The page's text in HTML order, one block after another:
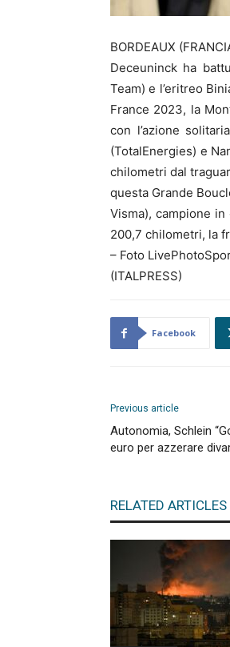
BORDEAUX
Deceuninck ha
Team) e l’eritreo
France 2023, la
con l’azione
(TotalEnergies) e
chilometri dal
questa Grande
Visma), campione
200,7 chilometri, la
– Foto
(ITALPRESS)
Facebook
Previous article
Autonomia, Schlein
euro per azzerare
RELATED ARTICLES